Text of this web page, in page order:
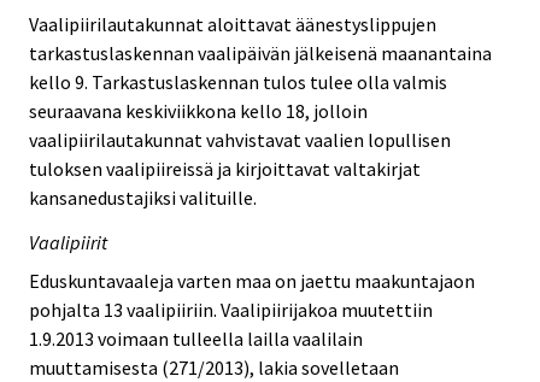
Vaalipiirilautakunnat aloittavat äänestyslippujen
tarkastuslaskennan vaalipäivän jälkeisenä maanantaina
kello 9. Tarkastuslaskennan tulos tulee olla valmis
seuraavana keskiviikkona kello 18, jolloin
vaalipiirilautakunnat vahvistavat vaalien lopullisen
tuloksen vaalipiireissä ja kirjoittavat valtakirjat
kansanedustajiksi valituille.
Vaalipiirit
Eduskuntavaaleja varten maa on jaettu maakuntajaon
pohjalta 13 vaalipiiriin. Vaalipiirijakoa muutettiin
1.9.2013 voimaan tulleella lailla vaalilain
muuttamisesta (271/2013), lakia sovelletaan